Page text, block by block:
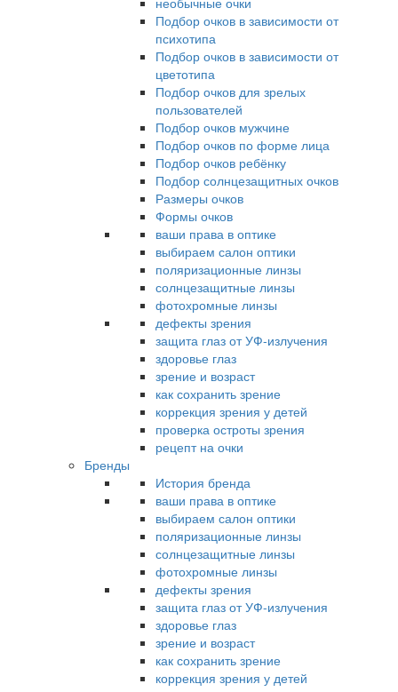
Подбор очков в зависимости от
психотипа
Подбор очков в зависимости от
цветотипа
Подбор очков для зрелых
пользователей
Подбор очков мужчине
Подбор очков по форме лица
Подбор очков ребёнку
Подбор солнцезащитных очков
Размеры очков
Формы очков
ваши права в оптике
выбираем салон оптики
поляризационные линзы
солнцезащитные линзы
фотохромные линзы
дефекты зрения
защита глаз от УФ-излучения
здоровье глаз
зрение и возраст
как сохранить зрение
коррекция зрения у детей
проверка остроты зрения
рецепт на очки
Бренды
История бренда
ваши права в оптике
выбираем салон оптики
поляризационные линзы
солнцезащитные линзы
фотохромные линзы
дефекты зрения
защита глаз от УФ-излучения
здоровье глаз
зрение и возраст
как сохранить зрение
коррекция зрения у детей